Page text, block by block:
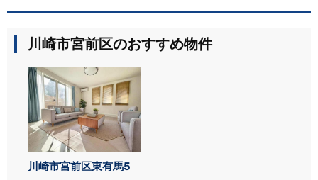
川崎市宮前区のおすすめ物件
川崎市宮前区東有馬5